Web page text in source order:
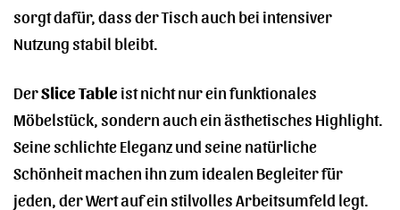
sorgt dafür, dass der Tisch auch bei intensiver
Nutzung stabil bleibt.
DerSlice Tableist nicht nur ein funktionales
Möbelstück, sondern auch ein ästhetisches Highlight.
Seine schlichte Eleganz und seine natürliche
Schönheit machen ihn zum idealen Begleiter für
jeden, der Wert auf ein stilvolles Arbeitsumfeld legt.